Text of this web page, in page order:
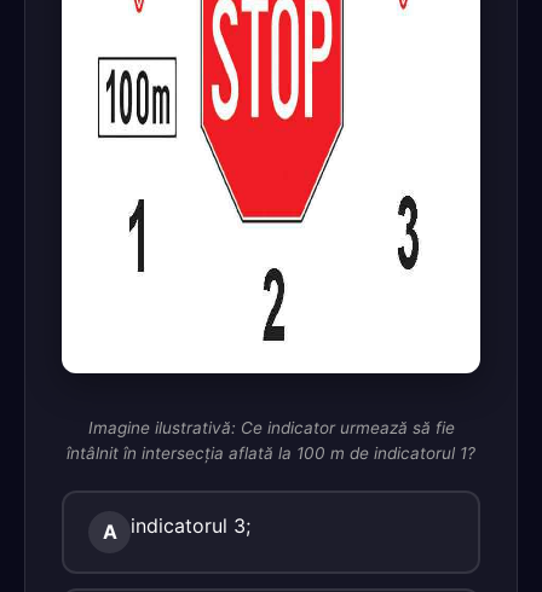
Imagine ilustrativă: Ce indicator urmează să fie
întâlnit în intersecţia aflată la 100 m de indicatorul 1?
A indicatorul 3;